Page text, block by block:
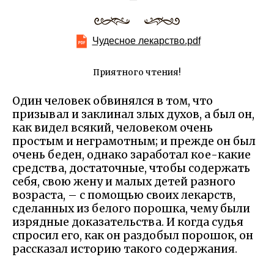
Чудесное лекарство.pdf
Приятного чтения!
Один человек обвинялся в том, что
призывал и заклинал злых духов, а был он,
как видел всякий, человеком очень
простым и неграмотным; и прежде он был
очень беден, однако заработал кое-какие
средства, достаточные, чтобы содержать
себя, свою жену и малых детей разного
возраста, – с помощью своих лекарств,
сделанных из белого порошка, чему были
изрядные доказательства. И когда судья
спросил его, как он раздобыл порошок, он
рассказал историю такого содержания.